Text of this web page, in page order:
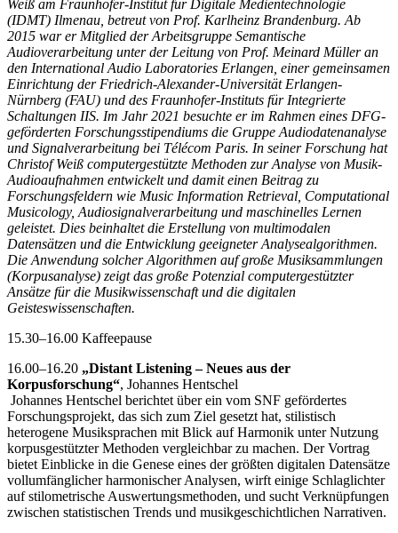
Weiß am Fraunhofer-Institut für Digitale Medientechnologie
(IDMT) Ilmenau, betreut von Prof. Karlheinz Brandenburg. Ab
2015 war er Mitglied der Arbeitsgruppe Semantische
Audioverarbeitung unter der Leitung von Prof. Meinard Müller an
den International Audio Laboratories Erlangen, einer gemeinsamen
Einrichtung der Friedrich-Alexander-Universität Erlangen-
Nürnberg (FAU) und des Fraunhofer-Instituts für Integrierte
Schaltungen IIS. Im Jahr 2021 besuchte er im Rahmen eines DFG-
geförderten Forschungsstipendiums die Gruppe Audiodatenanalyse
und Signalverarbeitung bei Télécom Paris. In seiner Forschung hat
Christof Weiß computergestützte Methoden zur Analyse von Musik-
Audioaufnahmen entwickelt und damit einen Beitrag zu
Forschungsfeldern wie Music Information Retrieval, Computational
Musicology, Audiosignalverarbeitung und maschinelles Lernen
geleistet. Dies beinhaltet die Erstellung von multimodalen
Datensätzen und die Entwicklung geeigneter Analysealgorithmen.
Die Anwendung solcher Algorithmen auf große Musiksammlungen
(Korpusanalyse) zeigt das große Potenzial computergestützter
Ansätze für die Musikwissenschaft und die digitalen
Geisteswissenschaften.
15.30–16.00 Kaffeepause
16.00–16.20 „Distant Listening – Neues aus der
Korpusforschung“, Johannes Hentschel
Johannes Hentschel berichtet über ein vom SNF gefördertes
Forschungsprojekt, das sich zum Ziel gesetzt hat, stilistisch
heterogene Musiksprachen mit Blick auf Harmonik unter Nutzung
korpusgestützter Methoden vergleichbar zu machen. Der Vortrag
bietet Einblicke in die Genese eines der größten digitalen Datensätze
vollumfänglicher harmonischer Analysen, wirft einige Schlaglichter
auf stilometrische Auswertungsmethoden, und sucht Verknüpfungen
zwischen statistischen Trends und musikgeschichtlichen Narrativen.